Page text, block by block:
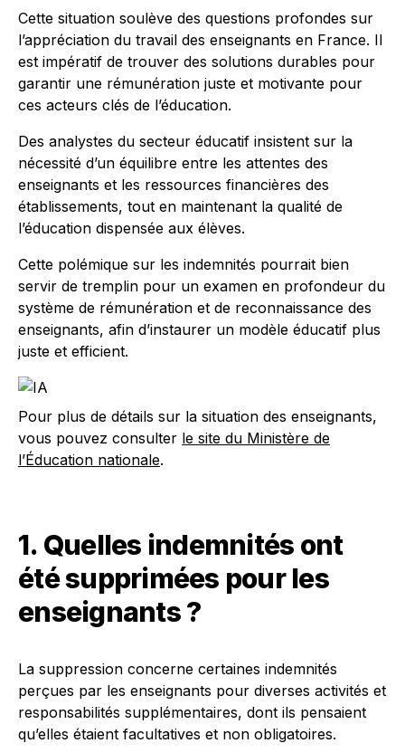
Cette situation soulève des questions profondes sur
l’appréciation du travail des enseignants en France. Il
est impératif de trouver des solutions durables pour
garantir une rémunération juste et motivante pour
ces acteurs clés de l’éducation.
Des analystes du secteur éducatif insistent sur la
nécessité d’un équilibre entre les attentes des
enseignants et les ressources financières des
établissements, tout en maintenant la qualité de
l’éducation dispensée aux élèves.
Cette polémique sur les indemnités pourrait bien
servir de tremplin pour un examen en profondeur du
système de rémunération et de reconnaissance des
enseignants, afin d’instaurer un modèle éducatif plus
juste et efficient.
Pour plus de détails sur la situation des enseignants,
vous pouvez consulter le site du Ministère de
l’Éducation nationale.
1. Quelles indemnités ont
été supprimées pour les
enseignants ?
La suppression concerne certaines indemnités
perçues par les enseignants pour diverses activités et
responsabilités supplémentaires, dont ils pensaient
qu’elles étaient facultatives et non obligatoires.